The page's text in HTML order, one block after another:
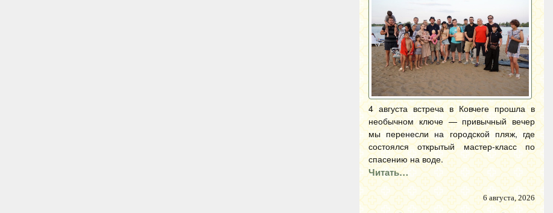
4 августа встреча в Ковчеге прошла в
необычном ключе — привычный вечер
мы перенесли на городской пляж, где
состоялся открытый мастер-класс по
спасению на воде.
Читать…
6 августа, 2026